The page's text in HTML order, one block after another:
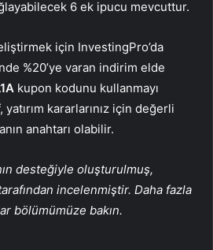
6 ek ipucu mevcuttur.
için InvestingPro’da
%20’ye varan indirim elde
kupon kodunu kullanmayı
kararlarınız için değerli
anahtarı olabilir.
desteğiyle oluşturulmuş,
incelenmiştir. Daha fazla
bölümümüze bakın.